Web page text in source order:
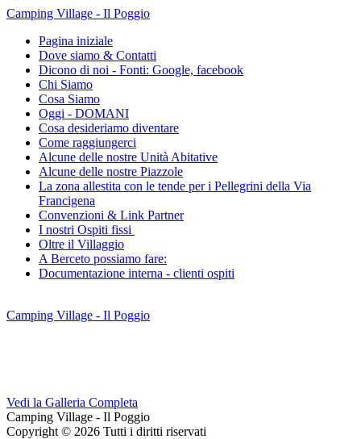
Camping Village - Il Poggio
Pagina iniziale
Dove siamo & Contatti
Dicono di noi - Fonti: Google, facebook
Chi Siamo
Cosa Siamo
Oggi - DOMANI
Cosa desideriamo diventare
Come raggiungerci
Alcune delle nostre Unità Abitative
Alcune delle nostre Piazzole
La zona allestita con le tende per i Pellegrini della Via
Francigena
Convenzioni & Link Partner
I nostri Ospiti fissi
Oltre il Villaggio
A Berceto possiamo fare:
Documentazione interna - clienti ospiti
Camping Village - Il Poggio
Vedi la Galleria Completa
Camping Village - Il Poggio
Copyright © 2026 Tutti i diritti riservati